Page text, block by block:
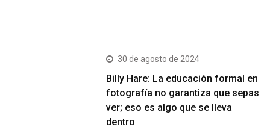
30 de agosto de 2024
Billy Hare: La educación formal en
fotografía no garantiza que sepas
ver; eso es algo que se lleva
dentro